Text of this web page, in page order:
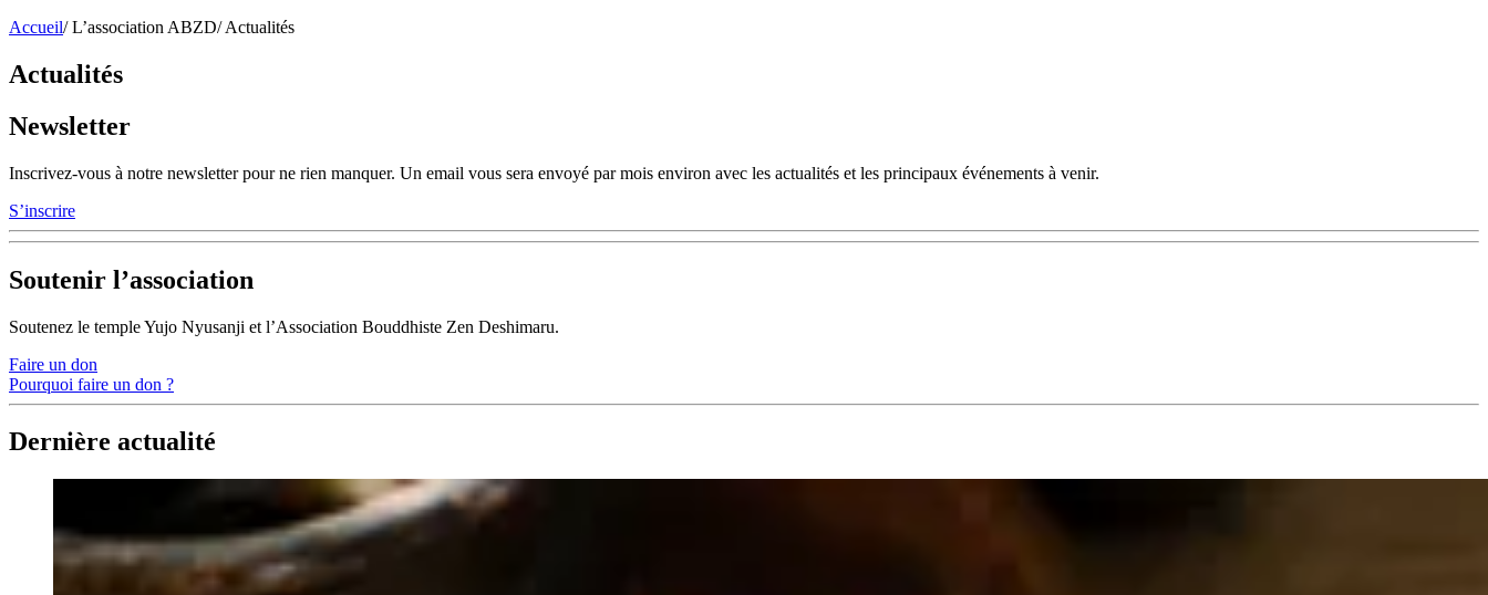
Accueil/ L’association ABZD/ Actualités
Actualités
Newsletter
Inscrivez-vous à notre newsletter pour ne rien manquer. Un email vous sera envoyé par mois environ avec les actualités et les principaux événements à venir.
S’inscrire
Soutenir l’association
Soutenez le temple Yujo Nyusanji et l’Association Bouddhiste Zen Deshimaru.
Faire un don
Pourquoi faire un don ?
Dernière actualité